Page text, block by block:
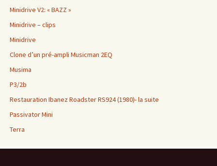
Minidrive V2: « BAZZ »
Minidrive – clips
Minidrive
Clone d’un pré-ampli Musicman 2EQ
Musima
P3/2b
Restauration Ibanez Roadster RS924 (1980)- la suite
Passivator Mini
Terra